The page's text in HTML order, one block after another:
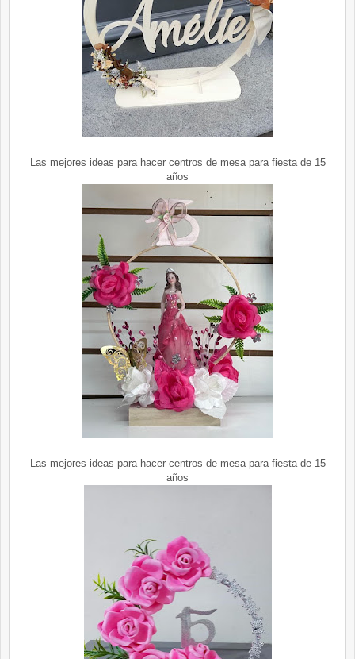
Las mejores ideas para hacer centros de mesa para fiesta de 15
años
Las mejores ideas para hacer centros de mesa para fiesta de 15
años